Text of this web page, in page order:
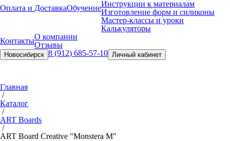
Оплата и ДоставкаОбучениеИнструкции к материалам
Изготовление форм и силиконы
Мастер-классы и уроки
Калькуляторы
КонтактыО компании
Отзывы
Новосибирск 8 (912) 685-57-10 Личный кабинет
Главная
/
Каталог
/
ART Boards
/
ART Board Creative "Monstera M"